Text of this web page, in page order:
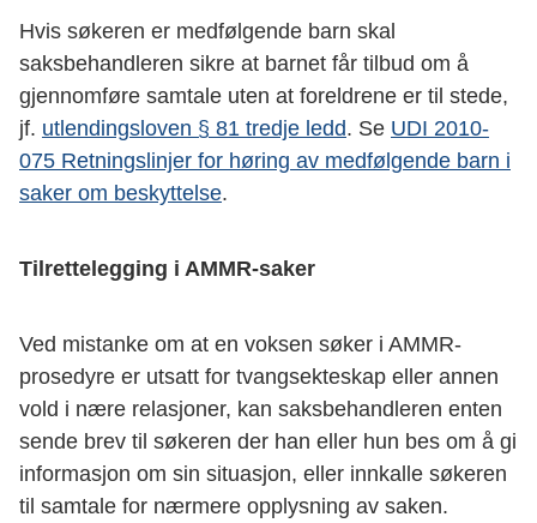
Hvis søkeren er medfølgende barn skal
saksbehandleren sikre at barnet får tilbud om å
gjennomføre samtale uten at foreldrene er til stede,
jf. utlendingsloven § 81 tredje ledd. Se UDI 2010-
075 Retningslinjer for høring av medfølgende barn i
saker om beskyttelse.
Tilrettelegging i AMMR-saker
Ved mistanke om at en voksen søker i AMMR-
prosedyre er utsatt for tvangsekteskap eller annen
vold i nære relasjoner, kan saksbehandleren enten
sende brev til søkeren der han eller hun bes om å gi
informasjon om sin situasjon, eller innkalle søkeren
til samtale for nærmere opplysning av saken.